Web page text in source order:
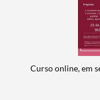
Categorias
Curso online, em